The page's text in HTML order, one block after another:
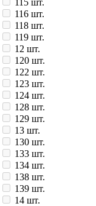
115 шт.
116 шт.
118 шт.
119 шт.
12 шт.
120 шт.
122 шт.
123 шт.
124 шт.
128 шт.
129 шт.
13 шт.
130 шт.
133 шт.
134 шт.
138 шт.
139 шт.
14 шт.